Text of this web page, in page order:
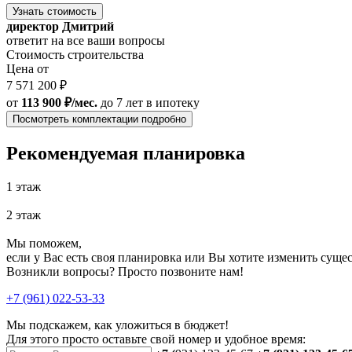
Узнать стоимость
директор Дмитрий
ответит на все ваши вопросы
Стоимость строительства
Цена от
7 571 200 ₽
от 113 900 ₽/мес. до 7 лет в ипотеку
Посмотреть комплектации подробно
Рекомендуемая планировка
1 этаж
2 этаж
Мы поможем,
если у Вас есть своя планировка или Вы хотите изменить
Возникли вопросы? Просто позвоните нам!
+7 (961) 022-53-33
Мы подскажем, как уложиться в бюджет!
Для этого просто оставьте свой номер и удобное время: